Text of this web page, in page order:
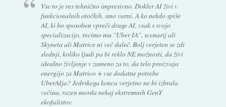
Vse to je res tehnično impresivno. Dokler AI živi v
funkcionalnih otočkih, smo varni. A ko nekdo spiše
AI, ki bo sposoben vpreči druge AI, vsak s svojo
specializacijo, recimo mu "Uber IA", scenarij ali
Skyneta ali Matrice ni več daleč. Bolj verjeten se zdi
slednji, koliko ljudi pa bi reklo NE možnosti, da živi
idealno življenje v zameno za to, da telo proizvaja
energijo za Matrico + vse dodatne potrebe
UberAIja? Jedrskega konca verjetno ne bi izbrala
večina, razen morda nekaj ekstremnih GenY
ekofašistov.